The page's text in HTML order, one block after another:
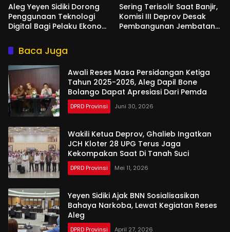
Aleg Yeyen Sidiki Dorong
Penggunaan Teknologi
Digital Bagi Pelaku Ekonomi
Sering Terisolir Saat Banjir,
Komisi III Deprov Desak
Pembangunan Jembatan
Baca Juga
Awali Reses Masa Persidangan Ketiga
Tahun 2025-2026, Aleg Dapil Bone
Bolango Dapat Apresiasi Dari Pemda
DPRD Provinsi Juni 30, 2026
Wakili Ketua Deprov, Ghalieb Ingatkan
JCH Kloter 28 UPG Terus Jaga
Kekompakan Saat Di Tanah Suci
DPRD Provinsi Mei 11, 2026
Yeyen Sidiki Ajak BNN Sosialisasikan
Bahaya Narkoba, Lewat Kegiatan Reses
Aleg
DPRD Provinsi April 27, 2026